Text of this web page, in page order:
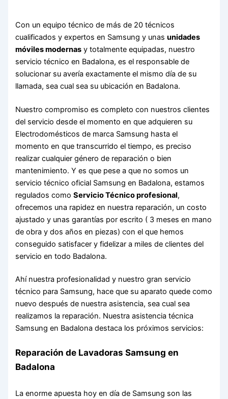
Con un equipo técnico de más de 20 técnicos
cualificados y expertos en Samsung y unasunidades
móviles modernas y totalmente equipadas, nuestro
servicio técnico en Badalona, es el responsable de
solucionar su avería exactamente el mismo día de su
llamada, sea cual sea su ubicación en Badalona.
Nuestro compromiso es completo con nuestros clientes
del servicio desde el momento en que adquieren su
Electrodomésticos de marca Samsung hasta el
momento en que transcurrido el tiempo, es preciso
realizar cualquier género de reparación o bien
mantenimiento. Y es que pese a que no somos un
servicio técnico oficial Samsung en Badalona, estamos
regulados comoServicio Técnico profesional,
ofrecemos una rapidez en nuestra reparación, un costo
ajustado y unas garantías por escrito ( 3 meses en mano
de obra y dos años en piezas) con el que hemos
conseguido satisfacer y fidelizar a miles de clientes del
servicio en todo Badalona.
Ahí nuestra profesionalidad y nuestro gran servicio
técnico para Samsung, hace que su aparato quede como
nuevo después de nuestra asistencia, sea cual sea
realizamos la reparación. Nuestra asistencia técnica
Samsung en Badalona destaca los próximos servicios:
Reparación de Lavadoras Samsung en
Badalona
La enorme apuesta hoy en día de Samsung son las